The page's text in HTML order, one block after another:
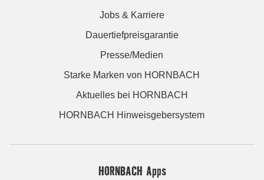
Jobs & Karriere
Dauertiefpreisgarantie
Presse/Medien
Starke Marken von HORNBACH
Aktuelles bei HORNBACH
HORNBACH Hinweisgebersystem
HORNBACH Apps